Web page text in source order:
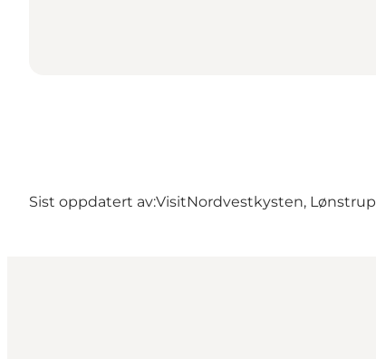
Sist oppdatert av:VisitNordvestkysten, Lønstrup